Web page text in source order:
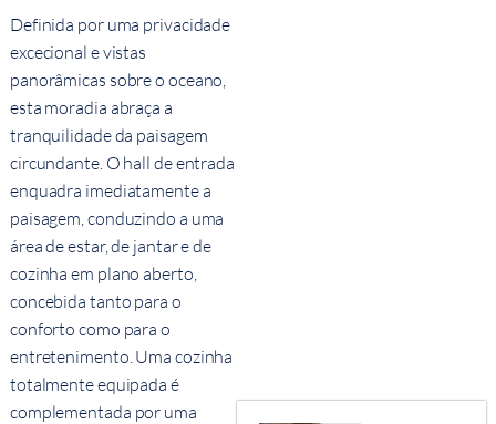
Definida por uma privacidade
excecional e vistas
panorâmicas sobre o oceano,
esta moradia abraça a
tranquilidade da paisagem
circundante. O hall de entrada
enquadra imediatamente a
paisagem, conduzindo a uma
área de estar, de jantar e de
cozinha em plano aberto,
concebida tanto para o
conforto como para o
entretenimento. Uma cozinha
totalmente equipada é
complementada por uma